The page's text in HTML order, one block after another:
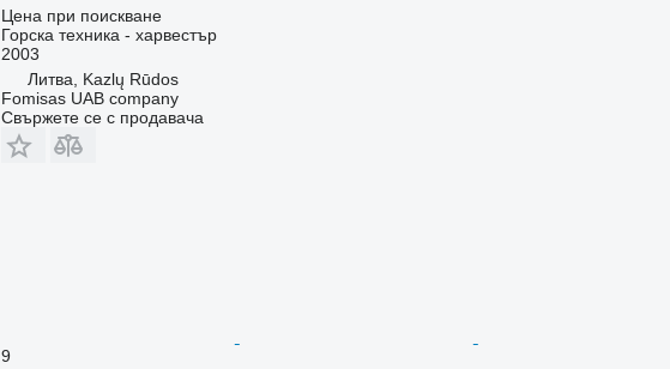
Цена при поискване
Горска техника - харвестър
2003
Литва, Kazlų Rūdos
Fomisas UAB company
Свържете се с продавача
9